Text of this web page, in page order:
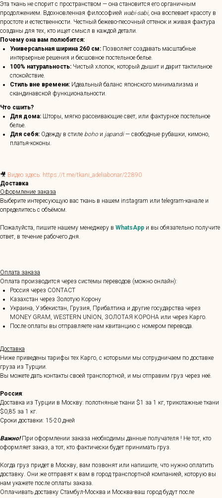
Эта ткань не спорит с пространством — она становится его органичным
продолжением. Вдохновленная философией wabi-sabi, она воспевает красоту в
простоте и естественности. Честный бежево-песочный оттенок и живая фактура
созданы для тех, кто ищет смысл в каждой детали.
Почему она вам полюбится:
Универсальная ширина 260 см: Позволяет создавать масштабные
интерьерные решения и бесшовное постельное белье.
100% натуральность: Чистый хлопок, который дышит и дарит тактильное
спокойствие.
Стиль вне времени: Идеальный баланс японского минимализма и
скандинавской функциональности.
Что сшить?
Для дома: Шторы, мягко рассеивающие свет, или фактурное постельное
белье.
Для себя: Одежду в стиле boho и japandi— свободные рубашки, кимоно,
платья-коконы.
🎥 Видео здесь: https://t.me/tkani_adeliabonar/22890
Доставка
Оформление заказа
Выберите интересующую вас ткань в нашем instagram или telegram-канале и
определитесь с объёмом.
Пожалуйста, пишите нашему менеджеру в WhatsApp и вы обязательно получите
ответ, в течение рабочего дня.
Оплата заказа
Оплата производится через системы переводов (можно онлайн):
Россия через CONTACT
Казахстан через Золотую Корону
Украина, Узбекистан, Грузия, Прибалтика и другие государства через
MONEY GRAM, WESTERN UNİON, ЗОЛОТАЯ КОРОНА или через Карго.
После оплаты вы отправляете нам квитанцию с номером перевода.
Доставка
Ниже приведены тарифы тех Карго, с которыми мы сотрудничаем по доставке
груза из Турции.
Вы можете дать контакты своей транспортной, и мы отправим груз через неё.
Россия:
Доставка из Турции в Москву: полотняные ткани $1 за 1 кг, трикотажные ткани
$0,85 за 1 кг.
Сроки доставки: 15-20 дней
Важно!При оформлении заказа необходимы данные получателя ! Не тот, кто
оформляет заказ, а тот, кто фактически будет принимать груз.
Когда груз придет в Москву, вам позвонят или напишите, что нужно оплатить
доставку. Они же отправят к вам в город транспортной компанией, которую вы
нам укажете после оплаты заказа.
Оплачивать доставку Стамбул-Москва и Москва-ваш город будут после